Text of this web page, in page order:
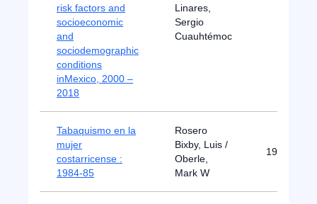
risk factors and
socioeconomic
and
sociodemographic
conditions
inMexico, 2000 –
2018
Linares,
Sergio
Cuauhtémoc
Tabaquismo en la
mujer
costarricense :
1984-85
Rosero
Bixby, Luis /
Oberle,
Mark W
1987